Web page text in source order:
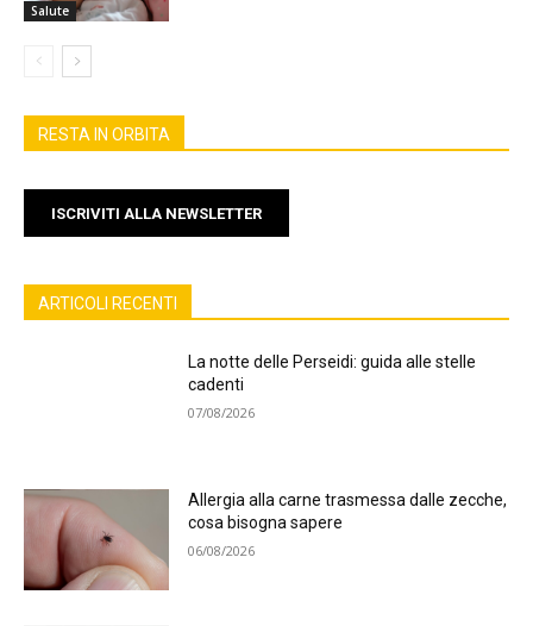
Salute
RESTA IN ORBITA
ISCRIVITI ALLA NEWSLETTER
ARTICOLI RECENTI
La notte delle Perseidi: guida alle stelle
cadenti
07/08/2026
Allergia alla carne trasmessa dalle zecche,
cosa bisogna sapere
06/08/2026